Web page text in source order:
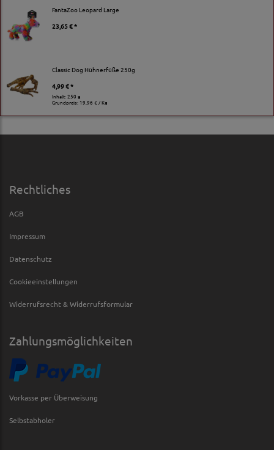
FantaZoo Leopard Large
23,65 € *
Classic Dog Hühnerfüße 250g
4,99 € *
Inhalt: 250 g
Grundpreis:19,96 € / Kg
Rechtliches
AGB
Impressum
Datenschutz
Cookieeinstellungen
Widerrufsrecht & Widerrufsformular
Zahlungsmöglichkeiten
Vorkasse per Überweisung
Selbstabholer